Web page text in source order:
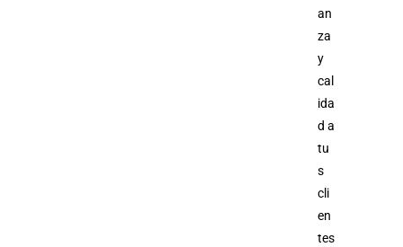
an
za
y
cal
ida
d a
tu
s
cli
en
tes